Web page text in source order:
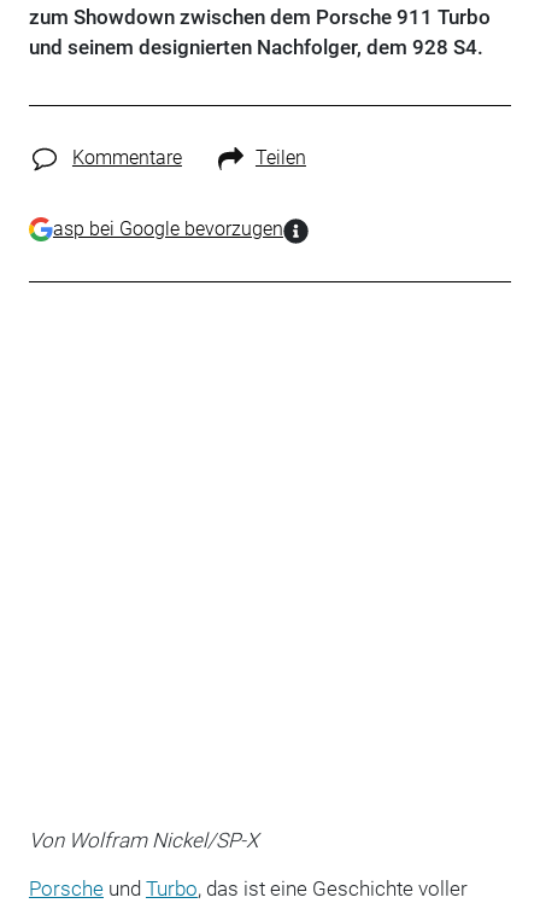
zum Showdown zwischen dem Porsche 911 Turbo
und seinem designierten Nachfolger, dem 928 S4.
Kommentare Teilen
asp bei Google bevorzugen
Von Wolfram Nickel/SP-X
Porscheund Turbo, das ist eine Geschichte voller